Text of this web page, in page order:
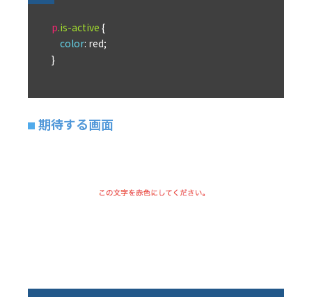
p.is-active {
color: red;
期待する画面